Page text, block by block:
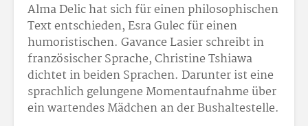
Alma Delic hat sich für einen philosophischen
Text entschieden, Esra Gulec für einen
humoristischen. Gavance Lasier schreibt in
französischer Sprache, Christine Tshiawa
dichtet in beiden Sprachen. Darunter ist eine
sprachlich gelungene Momentaufnahme über
ein wartendes Mädchen an der Bushaltestelle.